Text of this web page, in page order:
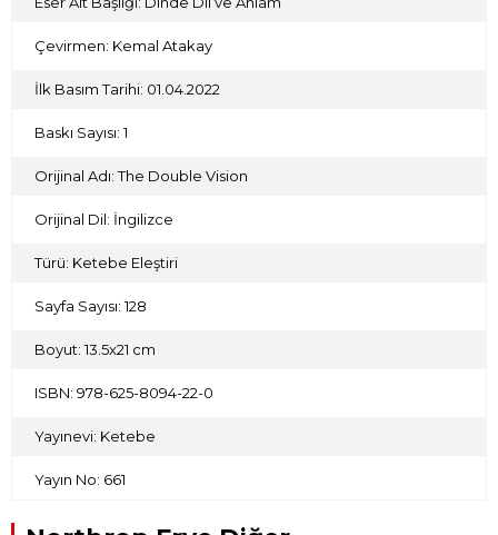
Çevirmen: Kemal Atakay
İlk Basım Tarihi: 01.04.2022
Baskı Sayısı: 1
Orijinal Adı: The Double Vision
Orijinal Dil: İngilizce
Türü: Ketebe Eleştiri
Sayfa Sayısı: 128
Boyut: 13.5x21 cm
ISBN: 978-625-8094-22-0
Yayınevi: Ketebe
Yayın No: 661